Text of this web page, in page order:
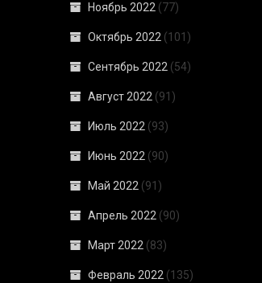
Ноябрь 2022 (77)
Октябрь 2022 (101)
Сентябрь 2022 (54)
Август 2022 (91)
Июль 2022 (93)
Июнь 2022 (90)
Май 2022 (91)
Апрель 2022 (90)
Март 2022 (83)
Февраль 2022 (135)